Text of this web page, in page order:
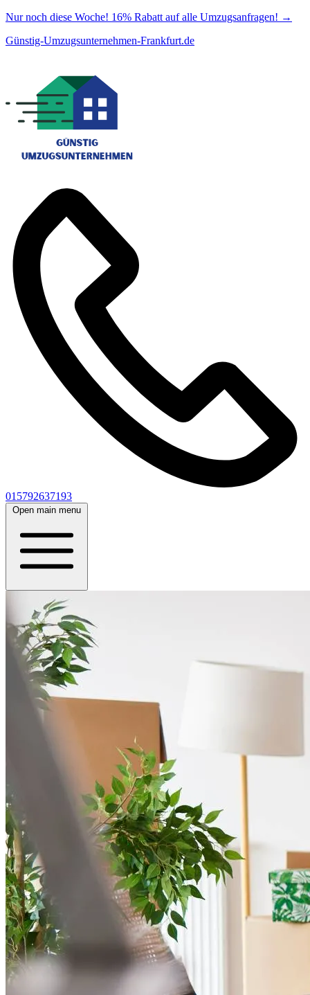
Nur noch diese Woche! 16% Rabatt auf alle Umzugsanfragen! →
Günstig-Umzugsunternehmen-Frankfurt.de
015792637193
Open main menu